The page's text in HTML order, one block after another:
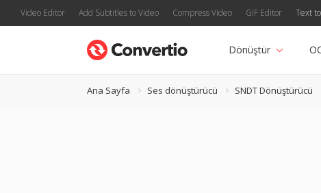
Video Editor Add Subtitles to Video Compress Video GIF Editor Text
Dönüştür
Ana Sayfa Ses dönüştürücü SNDT Dönüştürücü